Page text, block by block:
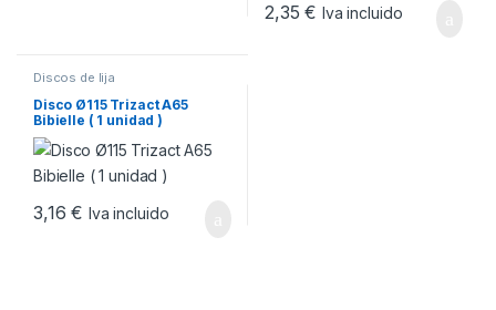
2,35€ Iva incluido
Discos de lija
Disco Ø115 Trizact A65
Bibielle ( 1 unidad )
3,16€ Iva incluido